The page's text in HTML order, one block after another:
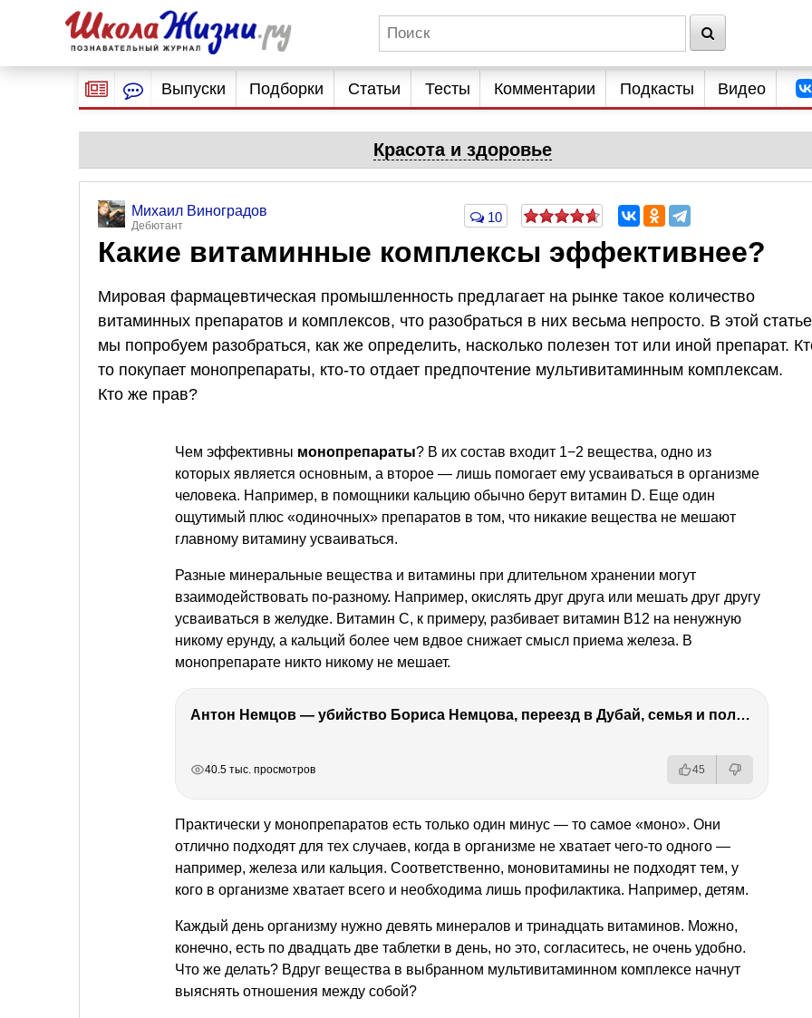
Выпуски Подборки Статьи Тесты Комментарии Подкасты Видео
Красота и здоровье
Михаил Виноградов
Дебютант
10
Какие витаминные комплексы эффективнее?
Мировая фармацевтическая промышленность предлагает на рынке такое количество
витаминных препаратов и комплексов, что разобраться в них весьма непросто. В этой статье
мы попробуем разобраться, как же определить, насколько полезен тот или иной препарат.
то покупает монопрепараты, кто-то отдает предпочтение мультивитаминным комплексам.
Кто же прав?
Чем эффективны монопрепараты? В их состав входит 1−2 вещества, одно из
которых является основным, а второе — лишь помогает ему усваиваться в организме
человека. Например, в помощники кальцию обычно берут витамин D. Еще один
ощутимый плюс «одиночных» препаратов в том, что никакие вещества не мешают
главному витамину усваиваться.
Разные минеральные вещества и витамины при длительном хранении могут
взаимодействовать по-разному. Например, окислять друг друга или мешать друг другу
усваиваться в желудке. Витамин C, к примеру, разбивает витамин B12 на ненужную
никому ерунду, а кальций более чем вдвое снижает смысл приема железа. В
монопрепарате никто никому не мешает.
Антон Немцов — убийство Бориса Немцова, переезд в Дубай, семья и политика
40.5 тыс. просмотров 45
Практически у монопрепаратов есть только один минус — то самое «моно». Они
отлично подходят для тех случаев, когда в организме не хватает чего-то одного —
например, железа или кальция. Соответственно, моновитамины не подходят тем, у
кого в организме хватает всего и необходима лишь профилактика. Например, детям.
Каждый день организму нужно девять минералов и тринадцать витаминов. Можно,
конечно, есть по двадцать две таблетки в день, но это, согласитесь, не очень удобно.
Что же делать? Вдруг вещества в выбранном мультивитаминном комплексе начнут
выяснять отношения между собой?